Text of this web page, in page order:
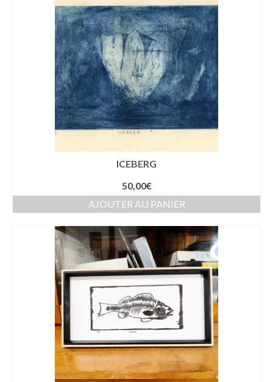
ICEBERG
50,00€
AJOUTER AU PANIER